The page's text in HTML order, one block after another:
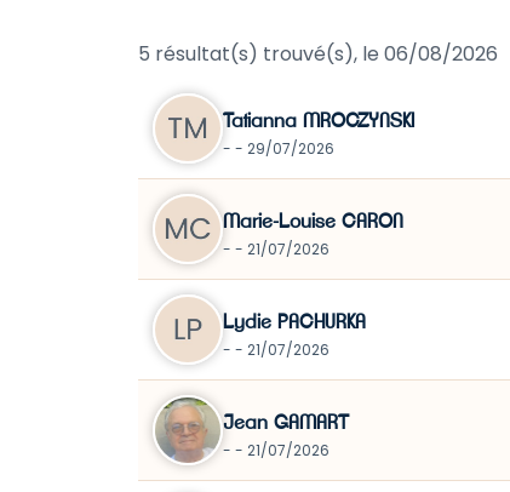
5 résultat(s) trouvé(s), le 06/08/2026
Tatianna MROCZYNSKI
- - 29/07/2026
Marie-Louise CARON
- - 21/07/2026
Lydie PACHURKA
- - 21/07/2026
Jean GAMART
- - 21/07/2026